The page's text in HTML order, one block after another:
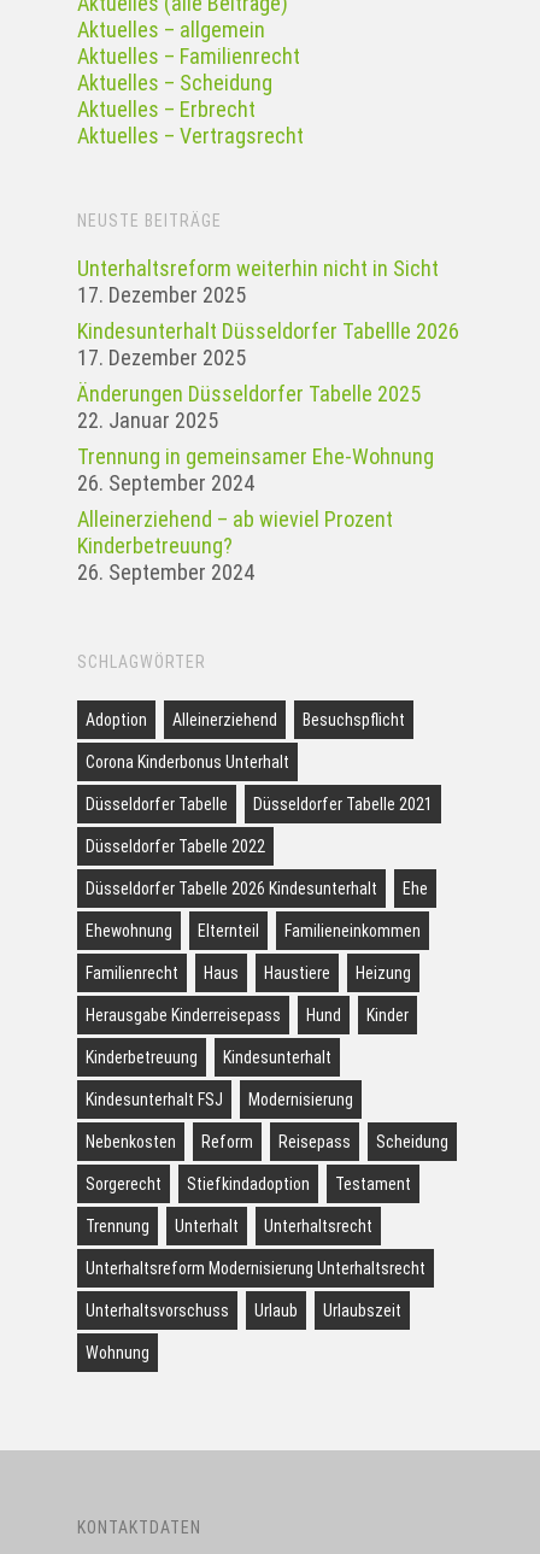
Aktuelles – allgemein
Aktuelles – Familienrecht
Aktuelles – Scheidung
Aktuelles – Erbrecht
Aktuelles – Vertragsrecht
NEUSTE BEITRÄGE
Unterhaltsreform weiterhin nicht in Sicht
17. Dezember 2025
Kindesunterhalt Düsseldorfer Tabellle 2026
17. Dezember 2025
Änderungen Düsseldorfer Tabelle 2025
22. Januar 2025
Tren­nung in gemein­samer Ehe-Woh­nung
26. September 2024
Alleinerziehend – ab wieviel Prozent
Kinderbetreuung?
26. September 2024
SCHLAGWÖRTER
Adoption Alleinerziehend Besuchspflicht
Corona Kinderbonus Unterhalt
Düsseldorfer Tabelle Düsseldorfer Tabelle 2021
Düsseldorfer Tabelle 2022
Düsseldorfer Tabelle 2026 Kindesunterhalt Ehe
Ehewohnung Elternteil Familieneinkommen
Familienrecht Haus Haustiere Heizung
Herausgabe Kinderreisepass Hund Kinder
Kinderbetreuung Kindesunterhalt
Kindesunterhalt FSJ Modernisierung
Nebenkosten Reform Reisepass Scheidung
Sorgerecht Stiefkindadoption Testament
Trennung Unterhalt Unterhaltsrecht
Unterhaltsreform Modernisierung Unterhaltsrecht
Unterhaltsvorschuss Urlaub Urlaubszeit
Wohnung
KONTAKTDATEN